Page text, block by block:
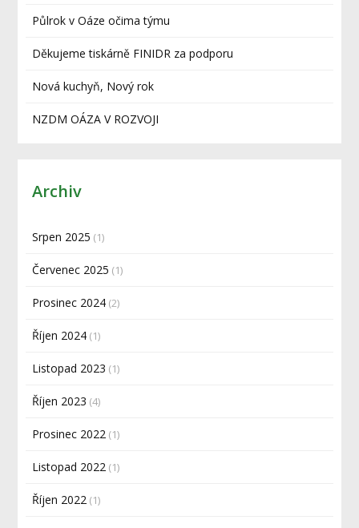
Půlrok v Oáze očima týmu
Děkujeme tiskárně FINIDR za podporu
Nová kuchyň, Nový rok
NZDM OÁZA V ROZVOJI
Archiv
Srpen 2025 (1)
Červenec 2025 (1)
Prosinec 2024 (2)
Říjen 2024 (1)
Listopad 2023 (1)
Říjen 2023 (4)
Prosinec 2022 (1)
Listopad 2022 (1)
Říjen 2022 (1)